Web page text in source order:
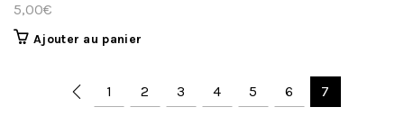
5,00€
Ajouter au panier
1 2 3 4 5 6 7